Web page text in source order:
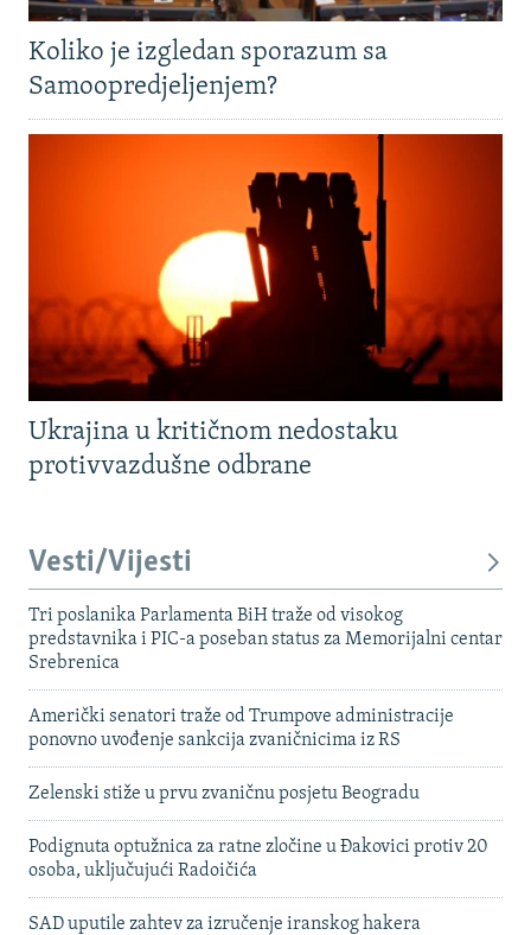
Koliko je izgledan sporazum sa
Samoopredjeljenjem?
Ukrajina u kritičnom nedostaku
protivvazdušne odbrane
Vesti/Vijesti
Tri poslanika Parlamenta BiH traže od visokog
predstavnika i PIC-a poseban status za Memorijalni centar
Srebrenica
Američki senatori traže od Trumpove administracije
ponovno uvođenje sankcija zvaničnicima iz RS
Zelenski stiže u prvu zvaničnu posjetu Beogradu
Podignuta optužnica za ratne zločine u Đakovici protiv 20
osoba, uključujući Radoičića
SAD uputile zahtev za izručenje iranskog hakera